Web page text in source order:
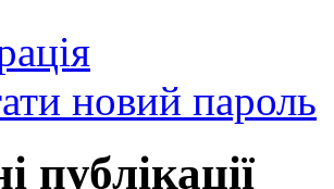
новий пароль
публікації